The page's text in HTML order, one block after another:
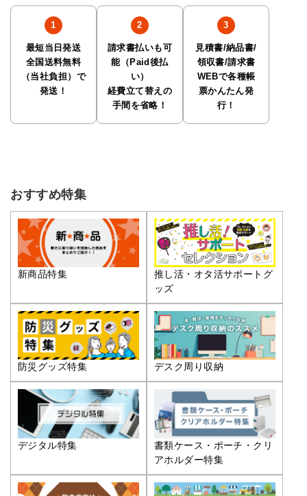
最短当日発送
全国送料無料
（当社負担）で
発送！
請求書払いも可
能（Paid後払
い）
経費立て替えの
手間を省略！
見積書/納品書/
領収書/請求書
WEBで各種帳
票かんたん発
行！
おすすめ特集
新商品特集
推し活・オタ活サポートグ
ッズ
防災グッズ特集 デスク周り収納
デジタル特集
書類ケース・ポーチ・クリ
アホルダー特集